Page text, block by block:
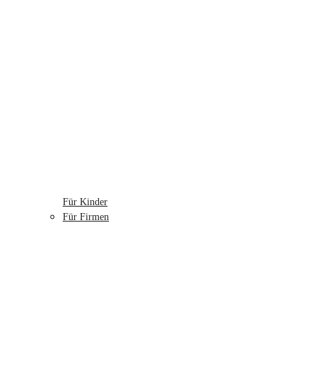
Für Kinder
Für Firmen